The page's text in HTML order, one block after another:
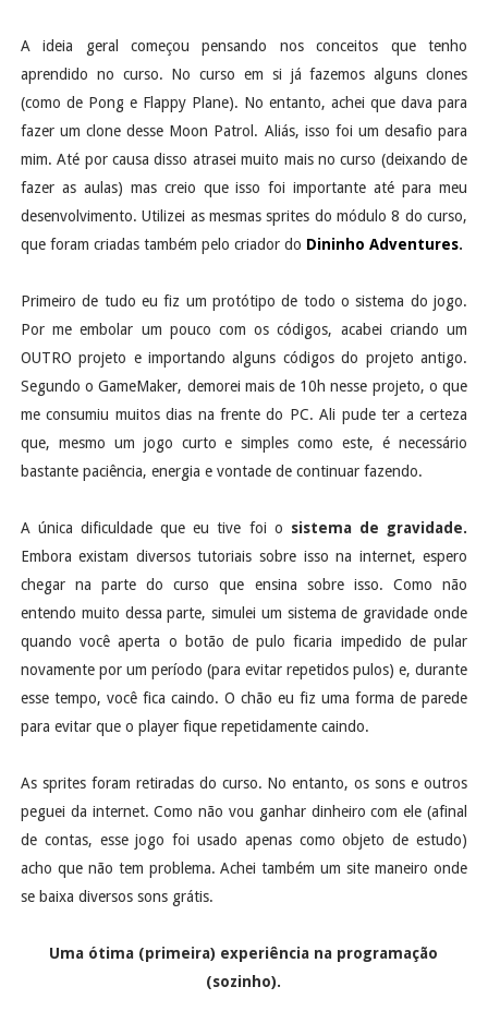
A ideia geral começou pensando nos conceitos que tenho
aprendido no curso. No curso em si já fazemos alguns clones
(como de Pong e Flappy Plane). No entanto, achei que dava para
fazer um clone desse Moon Patrol. Aliás, isso foi um desafio para
mim. Até por causa disso atrasei muito mais no curso (deixando de
fazer as aulas) mas creio que isso foi importante até para meu
desenvolvimento. Utilizei as mesmas sprites do módulo 8 do curso,
que foram criadas também pelo criador do Dininho Adventures.
Primeiro de tudo eu fiz um protótipo de todo o sistema do jogo.
Por me embolar um pouco com os códigos, acabei criando um
OUTRO projeto e importando alguns códigos do projeto antigo.
Segundo o GameMaker, demorei mais de 10h nesse projeto, o que
me consumiu muitos dias na frente do PC. Ali pude ter a certeza
que, mesmo um jogo curto e simples como este, é necessário
bastante paciência, energia e vontade de continuar fazendo.
A única dificuldade que eu tive foi o sistema de gravidade.
Embora existam diversos tutoriais sobre isso na internet, espero
chegar na parte do curso que ensina sobre isso. Como não
entendo muito dessa parte, simulei um sistema de gravidade onde
quando você aperta o botão de pulo ficaria impedido de pular
novamente por um período (para evitar repetidos pulos) e, durante
esse tempo, você fica caindo. O chão eu fiz uma forma de parede
para evitar que o player fique repetidamente caindo.
As sprites foram retiradas do curso. No entanto, os sons e outros
peguei da internet. Como não vou ganhar dinheiro com ele (afinal
de contas, esse jogo foi usado apenas como objeto de estudo)
acho que não tem problema. Achei também um site maneiro onde
se baixa diversos sons grátis.
Uma ótima (primeira) experiência na programação
(sozinho).